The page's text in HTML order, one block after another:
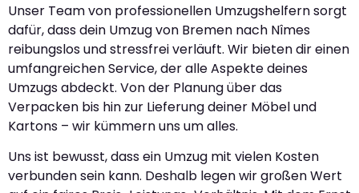
Unser Team von professionellen Umzugshelfern sorgt
dafür, dass dein Umzug von Bremen nach Nîmes
reibungslos und stressfrei verläuft. Wir bieten dir einen
umfangreichen Service, der alle Aspekte deines
Umzugs abdeckt. Von der Planung über das
Verpacken bis hin zur Lieferung deiner Möbel und
Kartons – wir kümmern uns um alles.
Uns ist bewusst, dass ein Umzug mit vielen Kosten
verbunden sein kann. Deshalb legen wir großen Wert